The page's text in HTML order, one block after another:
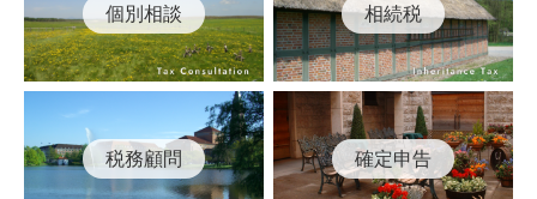
個別相談 相続税
税務顧問 確定申告